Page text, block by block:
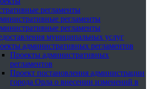
регламенты
регламенты
регламенты
муниципальных услуг
административных регламентов
Проекты административных
регламентов
Проект постановления администрации
города Орла о внесении изменений в